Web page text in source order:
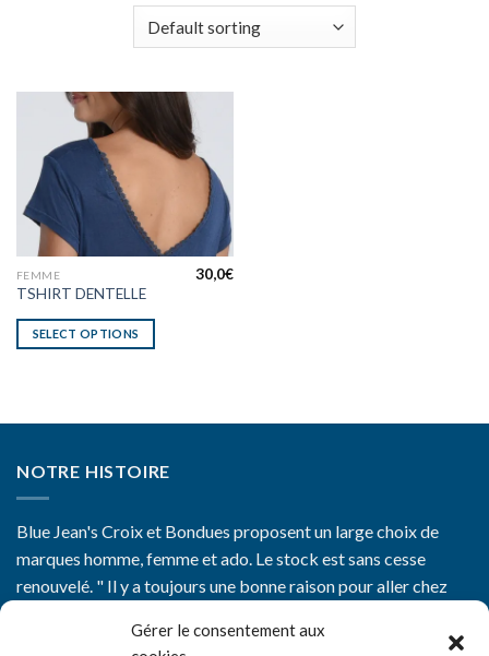
Gérer le consentement aux
FEMME
TSHIRT DENTELLE
30,0€
SELECT OPTIONS
NOTRE HISTOIRE
Blue Jean's Croix et Bondues proposent un large choix de
marques homme, femme et ado. Le stock est sans cesse
renouvelé. " Il y a toujours une bonne raison pour aller chez